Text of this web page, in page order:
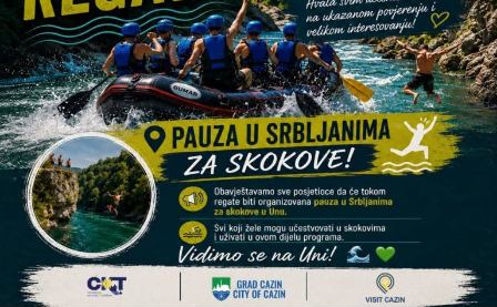
ostaju satima, pa čak i danima.
U ovakvim okolnostima posebno je važno da nadležne
službe redovno obavještavaju javnost o razlozima
restrikcija, očekivanom trajanju prekida i planovima za
stabilizaciju sistema, kako bi se građani mogli na vrijeme
organizovati.
Kakva je situacija kod vas?
Da li je voda stigla u vaše naselje ili ste i dalje bez
vodosnabdijevanja? Pišite nam u komentarima iz kojeg ste